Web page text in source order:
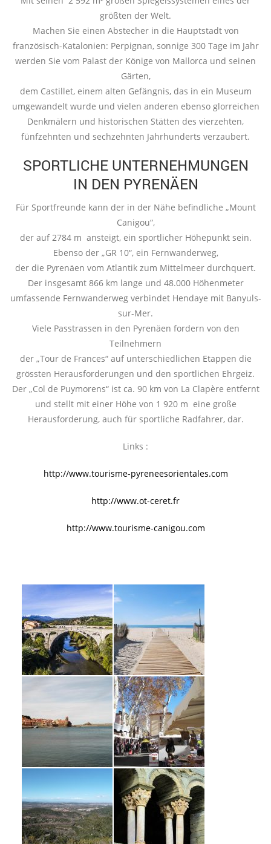
größten der Welt.
Machen Sie einen Abstecher in die Hauptstadt von
französisch-Katalonien: Perpignan, sonnige 300 Tage im Jahr
werden Sie vom Palast der Könige von Mallorca und seinen
Gärten,
dem Castillet, einem alten Gefängnis, das in ein Museum
umgewandelt wurde und vielen anderen ebenso glorreichen
Denkmälern und historischen Stätten des vierzehten,
fünfzehnten und sechzehnten Jahrhunderts verzaubert.
SPORTLICHE UNTERNEHMUNGEN
IN DEN PYRENÄEN
Für Sportfreunde kann der in der Nähe befindliche „Mount
Canigou“,
der auf 2784 m ansteigt, ein sportlicher Höhepunkt sein.
Ebenso der „GR 10“, ein Fernwanderweg,
der die Pyrenäen vom Atlantik zum Mittelmeer durchquert.
Der insgesamt 866 km lange und 48.000 Höhenmeter
umfassende Fernwanderweg verbindet Hendaye mit Banyuls-
sur-Mer.
Viele Passtrassen in den Pyrenäen fordern von den
Teilnehmern
der „Tour de Frances“ auf unterschiedlichen Etappen die
grössten Herausforderungen und den sportlichen Ehrgeiz.
Der „Col de Puymorens“ ist ca. 90 km von La Clapère entfernt
und stellt mit einer Höhe von 1 920 m eine große
Herausforderung, auch für sportliche Radfahrer, dar.
Links :
http://www.tourisme-pyreneesorientales.com
http://www.ot-ceret.fr
http://www.tourisme-canigou.com